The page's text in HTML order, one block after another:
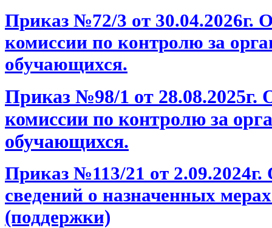
Приказ №72/3 от 30.04.2026г.
комиссии по контролю за
обучающихся.
Приказ №98/1 от 28.08.2025г.
комиссии по контролю за
обучающихся.
Приказ №113/21 от 2.09.2024г.
сведений о назначенных
(поддержки)